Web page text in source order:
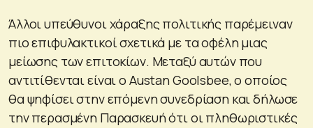
Άλλοι υπεύθυνοι χάραξης πολιτικής παρέμειναν
πιο επιφυλακτικοί σχετικά με τα οφέλη μιας
μείωσης των επιτοκίων. Μεταξύ αυτών που
αντιτίθενται είναι ο Austan Goolsbee, ο οποίος
θα ψηφίσει στην επόμενη συνεδρίαση και δήλωσε
την περασμένη Παρασκευή ότι οι πληθωριστικές